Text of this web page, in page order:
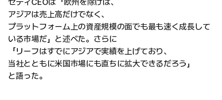
セティCEOは「欧州を除けば、
アジアは売上高だけでなく、
プラットフォーム上の資産規模の面でも最も速く成長して
いる市場だ」と述べた。さらに
「リーフはすでにアジアで実績を上げており、
当社とともに米国市場にも直ちに拡大できるだろう」
と語った。